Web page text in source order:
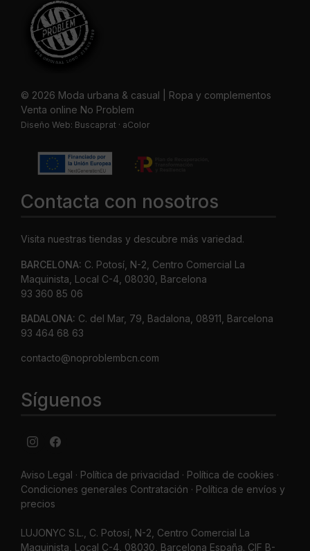
© 2026 Moda urbana & casual | Ropa y complementos
Venta online No Problem
Diseño Web: Buscaprat · aColor
Contacta con nosotros
Visita nuestras tiendas y descubre más variedad.
BARCELONA: C. Potosí, N-2, Centro Comercial La
Maquinista, Local C-4, 08030, Barcelona
93 360 85 06
BADALONA: C. del Mar, 79, Badalona, 08911, Barcelona
93 464 68 63
contacto@noproblembcn.com
Síguenos
Aviso Legal · Política de privacidad · Política de cookies ·
Condiciones generales Contratación · Política de envíos y
precios
LUJONYC S.L., C. Potosí, N-2, Centro Comercial La
Maquinista, Local C-4, 08030, Barcelona España. CIF B-